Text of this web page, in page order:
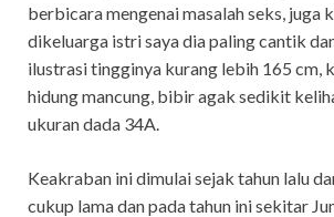
berbicara mengenai masalah seks, juga
dikeluarga istri saya dia paling cantik
ilustrasi tingginya kurang lebih 165 cm,
hidung mancung, bibir agak sedikit
ukuran dada 34A.
Keakraban ini dimulai sejak tahun lalu
cukup lama dan pada tahun ini sekitar